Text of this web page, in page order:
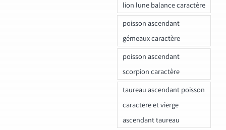
lion lune balance caractère
poisson ascendant
gémeaux caractère
poisson ascendant
scorpion caractère
taureau ascendant poisson
caractere et vierge
ascendant taureau